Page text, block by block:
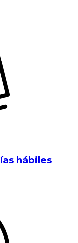
hábiles